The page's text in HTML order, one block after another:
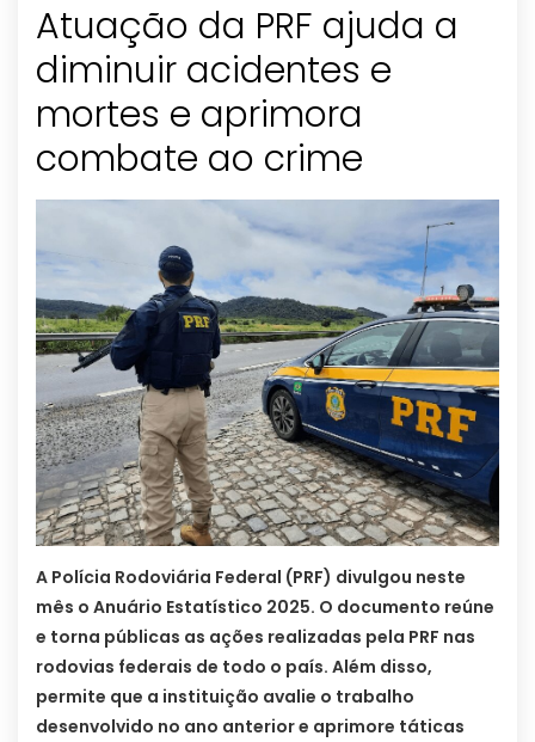
Atuação da PRF ajuda a
diminuir acidentes e
mortes e aprimora
combate ao crime
A Polícia Rodoviária Federal (PRF) divulgou neste
mês o Anuário Estatístico 2025. O documento reúne
e torna públicas as ações realizadas pela PRF nas
rodovias federais de todo o país. Além disso,
permite que a instituição avalie o trabalho
desenvolvido no ano anterior e aprimore táticas